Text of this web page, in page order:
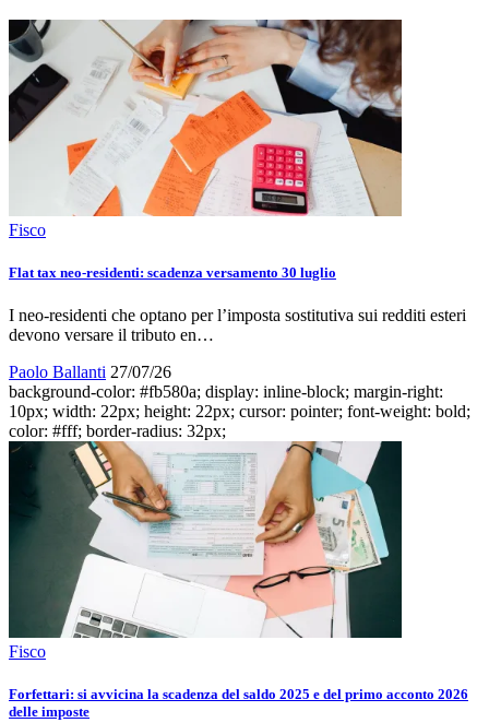
Fisco
Flat tax neo-residenti: scadenza versamento 30 luglio
I neo-residenti che optano per l’imposta sostitutiva sui redditi esteri
devono versare il tributo en…
Paolo Ballanti 27/07/26
background-color: #fb580a; display: inline-block; margin-right:
10px; width: 22px; height: 22px; cursor: pointer; font-weight: bold;
color: #fff; border-radius: 32px;
Fisco
Forfettari: si avvicina la scadenza del saldo 2025 e del primo acconto 2026
delle imposte